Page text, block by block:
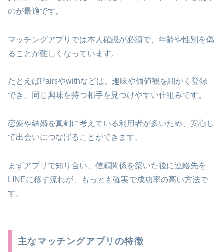
のが最適です。
マッチングアプリでは本人確認が必須で、年齢や性別を偽
ることが難しくなっています。
たとえばPairsやwithなどは、趣味や価値観を細かく登録
でき、同じ興味を持つ相手を見つけやすい仕組みです。
恋愛や結婚を真剣に考えている利用者が多いため、安心し
て出会いにつなげることができます。
まずアプリで知り合い、信頼関係を築いた後に連絡先を
LINEに移す流れが、もっとも確実で成功率の高い方法で
す。
主なマッチングアプリの特徴